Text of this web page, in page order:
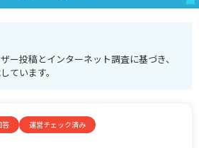
ー投稿とインターネット調査に基づき、
ています。
答 運営チェック済み